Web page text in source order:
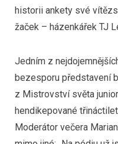
historii ankety své
žaček – házenkářek TJ
Jedním z
bezesporu představení
z Mistrovství světa
hendikepované
Moderátor večera